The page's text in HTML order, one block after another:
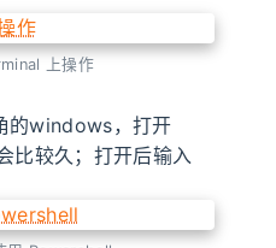
上操作
的windows，打开
比较久；打开后输入